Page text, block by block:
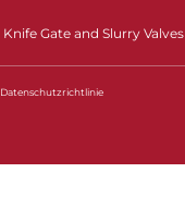
Knife Gate and Slurry Valves
Datenschutzrichtlinie